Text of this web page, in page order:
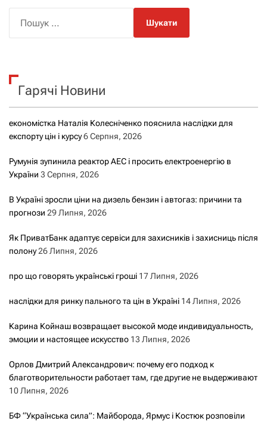
к
Гарячі Новини
економістка Наталія Колесніченко пояснила наслідки для
експорту цін і курсу6 Серпня, 2026
Румунія зупинила реактор АЕС і просить електроенергію в
України 3 Серпня, 2026
В Україні зросли ціни на дизель бензин і автогаз: причини та
прогнози 29 Липня, 2026
Як ПриватБанк адаптує сервіси для захисників і захисниць після
полону26 Липня, 2026
про що говорять українські гроші 17 Липня, 2026
наслідки для ринку пального та цін в Україні 14 Липня, 2026
Карина Койнаш возвращает высокой моде индивидуальность,
эмоции и настоящее искусство 13 Липня, 2026
Орлов Дмитрий Александрович: почему его подход к
благотворительности работает там, где другие не выдерживают
10 Липня, 2026
БФ “Українська сила”: Майборода, Ярмус і Костюк розповіли